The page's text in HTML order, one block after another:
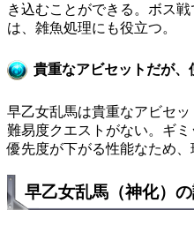
き込むことができる。ボス
は、雑魚処理にも役立つ。
貴重なアビセットだが、
早乙女乱馬は貴重なアビセ
難易度クエストがない。ギ
優先度が下がる性能なため、
早乙女乱馬（神化）